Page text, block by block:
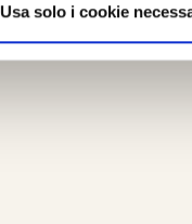
Usa solo i cookie